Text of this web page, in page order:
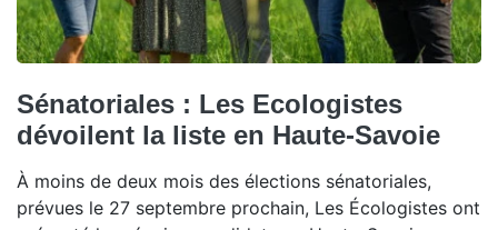
Sénatoriales : Les Ecologistes
dévoilent la liste en Haute-Savoie
À moins de deux mois des élections sénatoriales,
prévues le 27 septembre prochain, Les Écologistes ont